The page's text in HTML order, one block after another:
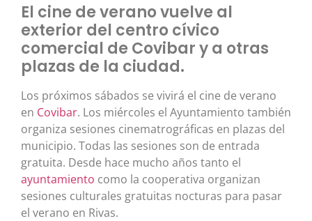
El cine de verano vuelve al
exterior del centro cívico
comercial de Covibar y a otras
plazas de la ciudad.
Los próximos sábados se vivirá el cine de verano
en Covibar. Los miércoles el Ayuntamiento también
organiza sesiones cinematrográficas en plazas del
municipio. Todas las sesiones son de entrada
gratuita. Desde hace mucho años tanto el
ayuntamiento como la cooperativa organizan
sesiones culturales gratuitas nocturas para pasar
el verano en Rivas.